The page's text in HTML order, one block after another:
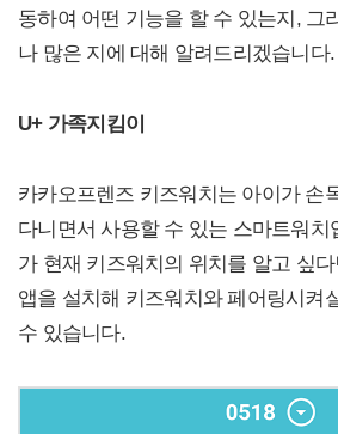
동하여 어떤 기능을 할 수 있는지, 그
나 많은 지에 대해 알려드리겠습니다.
U+ 가족지킴이
카카오프렌즈 키즈워치는 아이가 손
다니면서 사용할 수 있는 스마트워치
가 현재 키즈워치의 위치를 알고 싶다
앱을 설치해 키즈워치와 페어링시켜
수 있습니다.